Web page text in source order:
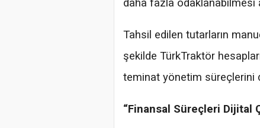
daha fazla odaklanabilmesi
Tahsil edilen tutarların
şekilde TürkTraktör
teminat yönetim süreçlerini
“Finansal Süreçleri Dijital